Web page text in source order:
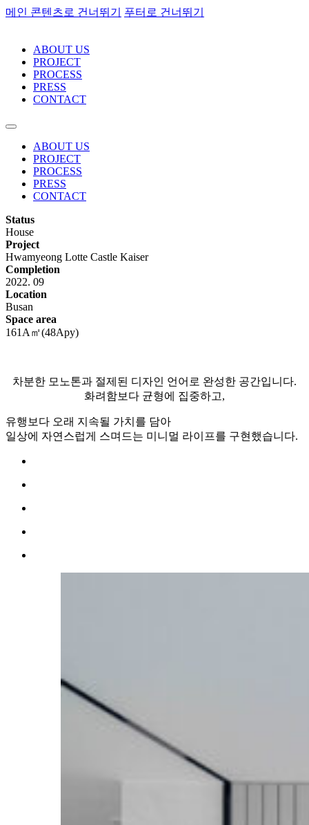
메인 콘텐츠로 건너뛰기 푸터로 건너뛰기
ABOUT US
PROJECT
PROCESS
PRESS
CONTACT
ABOUT US
PROJECT
PROCESS
PRESS
CONTACT
Status
House
Project
Hwamyeong Lotte Castle Kaiser
Completion
2022. 09
Location
Busan
Space area
161A㎡(48Apy)
차분한 모노톤과 절제된 디자인 언어로 완성한 공간입니다.
화려함보다 균형에 집중하고,
유행보다 오래 지속될 가치를 담아
일상에 자연스럽게 스며드는 미니멀 라이프를 구현했습니다.